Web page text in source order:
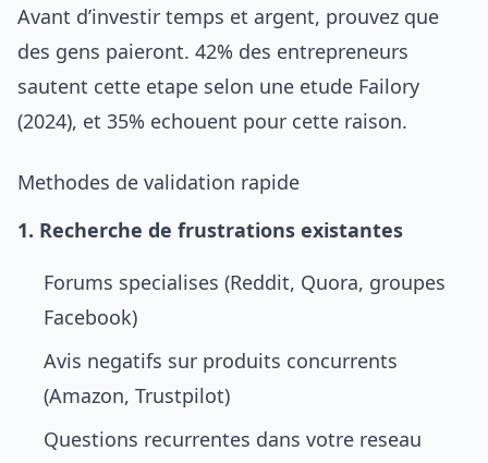
Avant d’investir temps et argent, prouvez que
des gens paieront. 42% des entrepreneurs
sautent cette etape selon une etude Failory
(2024), et 35% echouent pour cette raison.
Methodes de validation rapide
1. Recherche de frustrations existantes
Forums specialises (Reddit, Quora, groupes
Facebook)
Avis negatifs sur produits concurrents
(Amazon, Trustpilot)
Questions recurrentes dans votre reseau